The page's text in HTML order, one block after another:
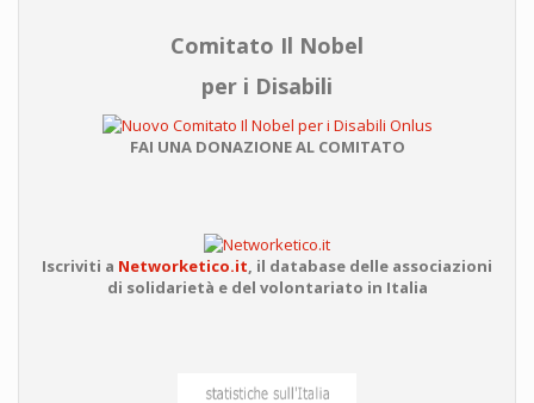
Comitato Il Nobel
per i Disabili
FAI UNA DONAZIONE AL COMITATO
Iscriviti a Networketico.it, il database delle associazioni
di solidarietà e del volontariato in Italia